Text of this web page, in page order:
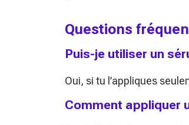
Questions
Puis-je utiliser un
Oui, si tu l’appliques
Comment appliquer